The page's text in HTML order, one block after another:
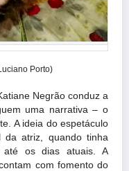
Porto)
Negrão conduz a
uma narrativa – o
A ideia do espetáculo
da atriz, quando tinha
os dias atuais. A
com fomento do